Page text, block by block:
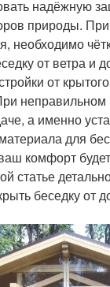
надёжную
природы. При
необходимо
от ветра и
от
неправильном
а именно
для
комфорт
статье
беседку от